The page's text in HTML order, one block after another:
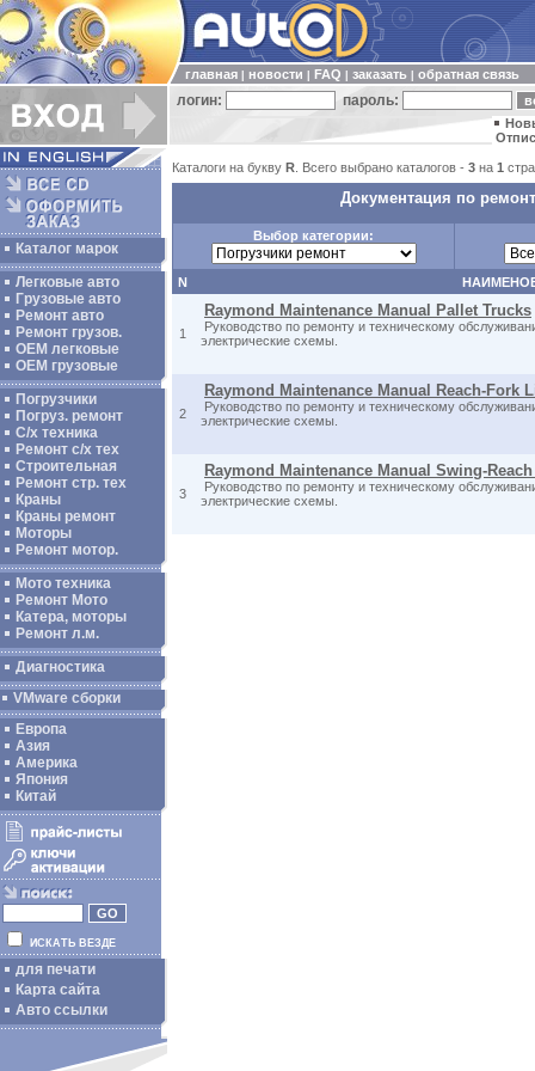
главная новости FAQ заказать обратная связь
логин: пароль:
Каталог марок
Легковые авто
Грузовые авто
Ремонт авто
Ремонт грузов.
ОЕМ легковые
OEM грузовые
Погрузчики
Погруз. ремонт
С/х техника
Ремонт с/х тех
Строительная
Ремонт стр. тех
Краны
Краны ремонт
Моторы
Ремонт мотор.
Мото техника
Ремонт Мото
Катера, моторы
Ремонт л.м.
Диагностика
VMware сборки
Европа
Азия
Америка
Япония
Китай
ИСКАТЬ ВЕЗДЕ
для печати
Карта сайта
Авто ссылки
Каталоги на букву R . Всего выбрано каталогов - 3 на 1
Документация по
Выбор категории:
N
1
Raymond Maintenance Manual Pallet Trucks
Руководство по ремонту и техническому
электрические схемы.
2
Raymond Maintenance Manual Reach-Fork
Руководство по ремонту и техническому
электрические схемы.
3
Raymond Maintenance Manual Swing-
Руководство по ремонту и техническому
электрические схемы.